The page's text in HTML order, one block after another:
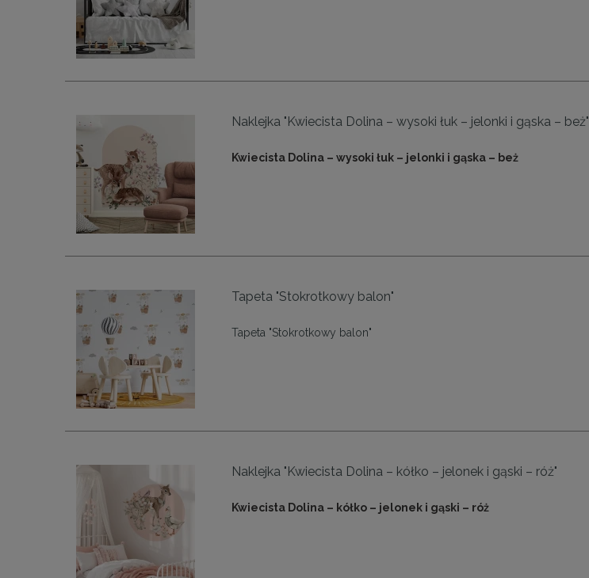
Naklejka "Kwiecista Dolina – wysoki łuk – jelonki i gąska – beż"
Kwiecista Dolina – wysoki łuk – jelonki i gąska – beż
Tapeta "Stokrotkowy balon"
Tapeta "Stokrotkowy balon"
Naklejka "Kwiecista Dolina – kółko – jelonek i gąski – róż"
Kwiecista Dolina – kółko – jelonek i gąski – róż